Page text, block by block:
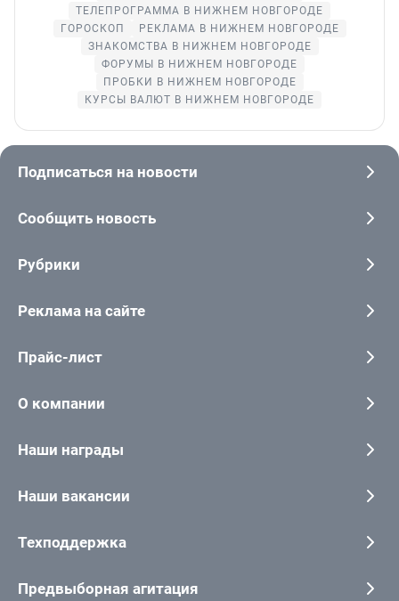
ТЕЛЕПРОГРАММА В НИЖНЕМ НОВГОРОДЕ
ГОРОСКОП
РЕКЛАМА В НИЖНЕМ НОВГОРОДЕ
ЗНАКОМСТВА В НИЖНЕМ НОВГОРОДЕ
ФОРУМЫ В НИЖНЕМ НОВГОРОДЕ
ПРОБКИ В НИЖНЕМ НОВГОРОДЕ
КУРСЫ ВАЛЮТ В НИЖНЕМ НОВГОРОДЕ
Подписаться на новости
Сообщить новость
Рубрики
Реклама на сайте
Прайс-лист
О компании
Наши награды
Наши вакансии
Техподдержка
Предвыборная агитация